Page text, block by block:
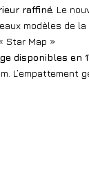
raffiné. Le
modèles de la
Star Map »
disponibles en
L’empattement